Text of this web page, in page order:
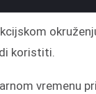
koristiti.
vremenu